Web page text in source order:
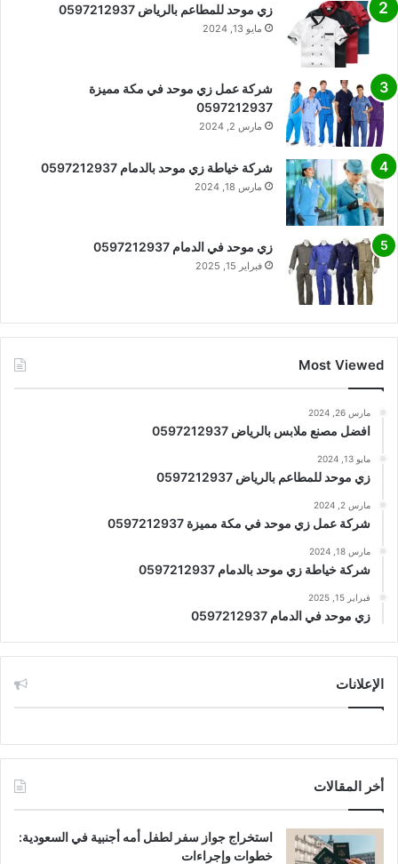
زي موحد للمطاعم بالرياض 0597212937
مايو 13, 2024
شركة عمل زي موحد في مكة مميزة
0597212937
مارس 2, 2024
شركة خياطة زي موحد بالدمام 0597212937
مارس 18, 2024
زي موحد في الدمام 0597212937
فبراير 15, 2025
Most Viewed
مارس 26, 2024
افضل مصنع ملابس بالرياض 0597212937
مايو 13, 2024
زي موحد للمطاعم بالرياض 0597212937
مارس 2, 2024
شركة عمل زي موحد في مكة مميزة 0597212937
مارس 18, 2024
شركة خياطة زي موحد بالدمام 0597212937
فبراير 15, 2025
زي موحد في الدمام 0597212937
الإعلانات
أخر المقالات
استخراج جواز سفر لطفل أمه أجنبية في السعودية:
خطوات وإجراءات